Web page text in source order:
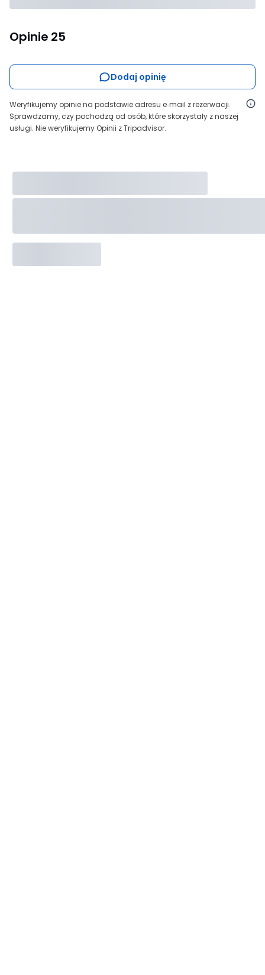
Opinie 25
Dodaj opinię
Weryfikujemy opinie na podstawie adresu e‑mail z rezerwacji.
Sprawdzamy, czy pochodzą od osób, które skorzystały z naszej
usługi. Nie weryfikujemy Opinii z Tripadvisor.